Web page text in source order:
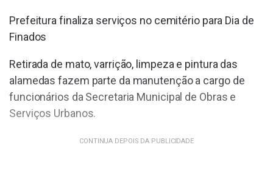
Prefeitura finaliza serviços no cemitério para Dia de
Finados
Retirada de mato, varrição, limpeza e pintura das
alamedas fazem parte da manutenção a cargo de
funcionários da Secretaria Municipal de Obras e
Serviços Urbanos.
CONTINUA DEPOIS DA PUBLICIDADE